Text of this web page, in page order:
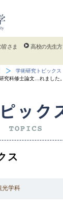
さま 高校の先生方
学術研究トピックス
究科修士論文…れました。
ス
光学科